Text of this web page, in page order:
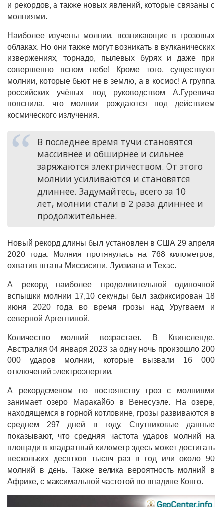
и рекордов, а также новых явлений, которые связаны с
молниями.
Наиболее изучены молнии, возникающие в грозовых
облаках. Но они также могут возникать в вулканических
извержениях, торнадо, пылевых бурях и даже при
совершенно ясном небе! Кроме того, существуют
молнии, которые бьют не в землю, а в космос! А группа
российских учёных под руководством А.Гуревича
пояснила, что молнии рождаются под действием
космического излучения.
В последнее время тучи становятся
массивнее и обширнее и сильнее
заряжаются электричеством. От этого
молнии усиливаются и становятся
длиннее. Задумайтесь, всего за 10
лет, молнии стали в 2 раза длиннее и
продолжительнее.
Новый рекорд длины был установлен в США 29 апреля
2020 года. Молния протянулась на 768 километров,
охватив штаты Миссисипи, Луизиана и Техас.
А рекорд наиболее продолжительной одиночной
вспышки молнии 17,10 секунды был зафиксирован 18
июня 2020 года во время грозы над Уругваем и
северной Аргентиной.
Количество молний возрастает. В Квинсленде,
Австралия 04 января 2023 за одну ночь произошло 200
000 ударов молнии, которые вызвали 16 000
отключений электроэнергии.
А рекордсменом по постоянству гроз с молниями
занимает озеро Маракайбо в Венесуэле. На озере,
находящемся в горной котловине, грозы развиваются в
среднем 297 дней в году. Спутниковые данные
показывают, что средняя частота ударов молний на
площади в квадратный километр здесь может достигать
нескольких десятков тысяч раз в год или около 90
молний в день. Также велика вероятность молний в
Африке, с максимальной частотой во впадине Конго.